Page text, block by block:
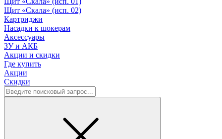
Щит «Скала» (исп. 02)
Картриджи
Насадки к шокерам
Аксессуары
ЗУ и АКБ
Акции и скидки
Где купить
Акции
Скидки